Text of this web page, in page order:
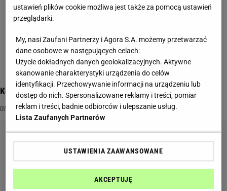
Kultowe ikony lat 90. Ciekawe, czy jeszcze je pamiętasz?
GWIAZDY IKONY LATA 90
ustawień plików cookie możliwa jest także za pomocą ustawień
przeglądarki.
My, nasi Zaufani Partnerzy i Agora S.A. możemy przetwarzać
dane osobowe w następujących celach:
Użycie dokładnych danych geolokalizacyjnych. Aktywne
skanowanie charakterystyki urządzenia do celów
identyfikacji. Przechowywanie informacji na urządzeniu lub
dostęp do nich. Spersonalizowane reklamy i treści, pomiar
reklam i treści, badnie odbiorców i ulepszanie usług.
Lista Zaufanych Partnerów
USTAWIENIA ZAAWANSOWANE
AKCEPTUJĘ